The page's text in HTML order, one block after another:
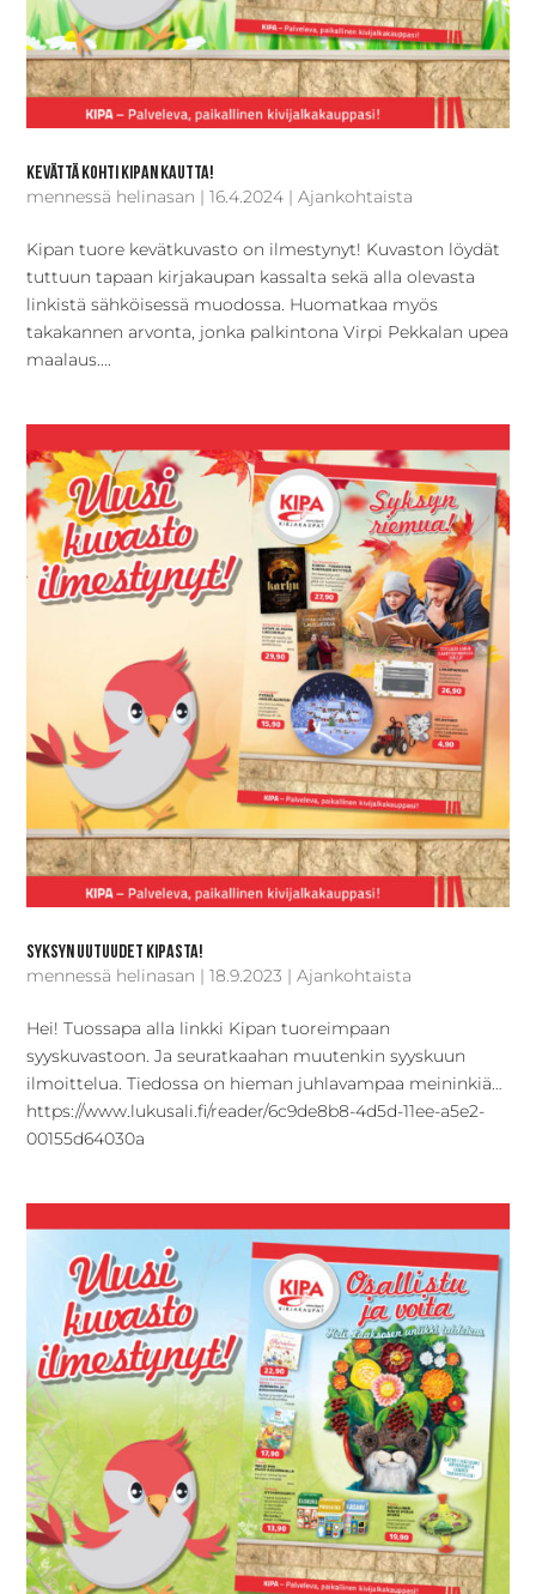
Kevättä kohti Kipan kautta!
mennessä helinasan |16.4.2024 |Ajankohtaista
Kipan tuore kevätkuvasto on ilmestynyt! Kuvaston löydät
tuttuun tapaan kirjakaupan kassalta sekä alla olevasta
linkistä sähköisessä muodossa. Huomatkaa myös
takakannen arvonta, jonka palkintona Virpi Pekkalan upea
maalaus....
Syksyn uutuudet Kipasta!
mennessä helinasan |18.9.2023 |Ajankohtaista
Hei! Tuossapa alla linkki Kipan tuoreimpaan
syyskuvastoon. Ja seuratkaahan muutenkin syyskuun
ilmoittelua. Tiedossa on hieman juhlavampaa meininkiä…
https://www.lukusali.fi/reader/6c9de8b8-4d5d-11ee-a5e2-
00155d64030a